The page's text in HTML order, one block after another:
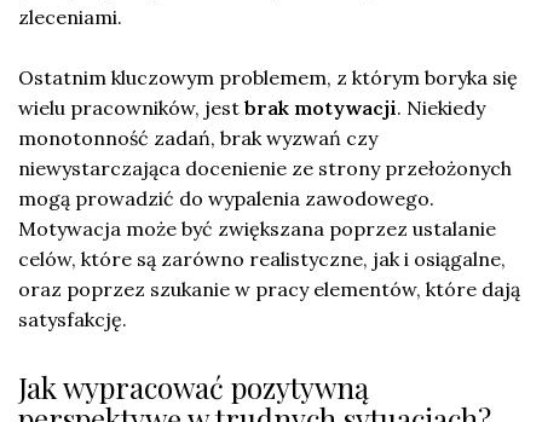
zleceniami.
Ostatnim kluczowym problemem, z którym boryka się
wielu pracowników, jest brak motywacji. Niekiedy
monotonność zadań, brak wyzwań czy
niewystarczająca docenienie ze strony przełożonych
mogą prowadzić do wypalenia zawodowego.
Motywacja może być zwiększana poprzez ustalanie
celów, które są zarówno realistyczne, jak i osiągalne,
oraz poprzez szukanie w pracy elementów, które dają
satysfakcję.
Jak wypracować pozytywną